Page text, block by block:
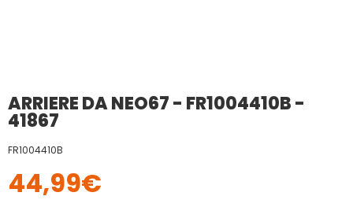
ARRIERE DA NEO67 - FR1004410B -
41867
FR1004410B
44,99€